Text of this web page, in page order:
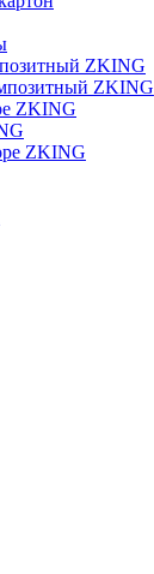
ZKING
ZKING
ZKING
ZKING